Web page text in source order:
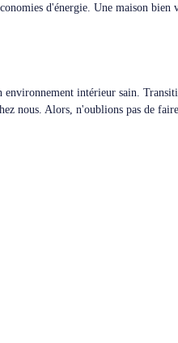
d'énergie. Une maison
intérieur sain.
nous. Alors, n'oublions pas de